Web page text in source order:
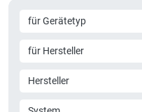
für Gerätetyp
für Hersteller
Hersteller